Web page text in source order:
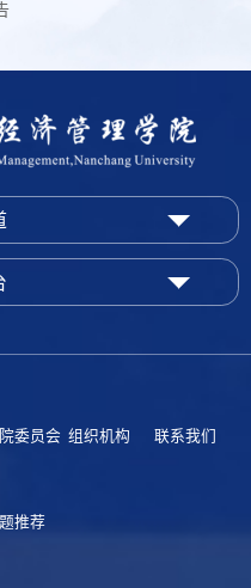
委员会 组织机构 联系我们
推荐